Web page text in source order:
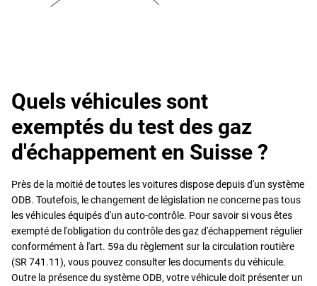
Quels véhicules sont
exemptés du test des gaz
d'échappement en Suisse ?
Près de la moitié de toutes les voitures dispose depuis d'un système
ODB. Toutefois, le changement de législation ne concerne pas tous
les véhicules équipés d'un auto-contrôle. Pour savoir si vous êtes
exempté de l'obligation du contrôle des gaz d'échappement régulier
conformément à l'art. 59a du règlement sur la circulation routière
(SR 741.11), vous pouvez consulter les documents du véhicule.
Outre la présence du système ODB, votre véhicule doit présenter un